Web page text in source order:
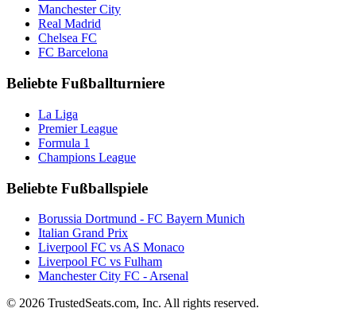
Manchester City
Real Madrid
Chelsea FC
FC Barcelona
Beliebte Fußballturniere
La Liga
Premier League
Formula 1
Champions League
Beliebte Fußballspiele
Borussia Dortmund - FC Bayern Munich
Italian Grand Prix
Liverpool FC vs AS Monaco
Liverpool FC vs Fulham
Manchester City FC - Arsenal
© 2026 TrustedSeats.com, Inc. All rights reserved.